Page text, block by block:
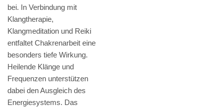
bei. In Verbindung mit
Klangtherapie,
Klangmeditation und Reiki
entfaltet Chakrenarbeit eine
besonders tiefe Wirkung.
Heilende Klänge und
Frequenzen unterstützen
dabei den Ausgleich des
Energiesystems. Das